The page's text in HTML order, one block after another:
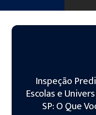
Inspeção
Escolas e
SP: O Que